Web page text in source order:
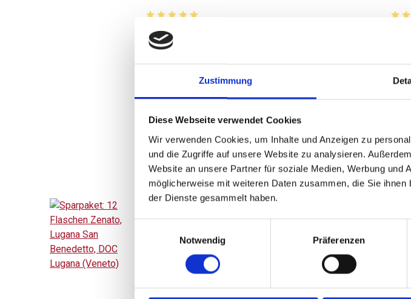
Zustimmung
Diese Webseite verwendet Cookies
Wir verwenden Cookies, um Inhalte und Anzeigen zu
und die Zugriffe auf unsere Website zu analysieren.
Website an unsere Partner für soziale Medien, Werbung und
möglicherweise mit weiteren Daten zusammen, die Sie
der Dienste gesammelt haben.
Notwendig
Präferenzen
Durchschnittliche Bewertung von 5 von 5 Sternen
9,00 Liter(17,67 € / 1 Liter)
BESTELLEN
Sparpaket: 12 Flaschen
Zenato, Lugana San
Benedetto, DOC
Lugana (Veneto)